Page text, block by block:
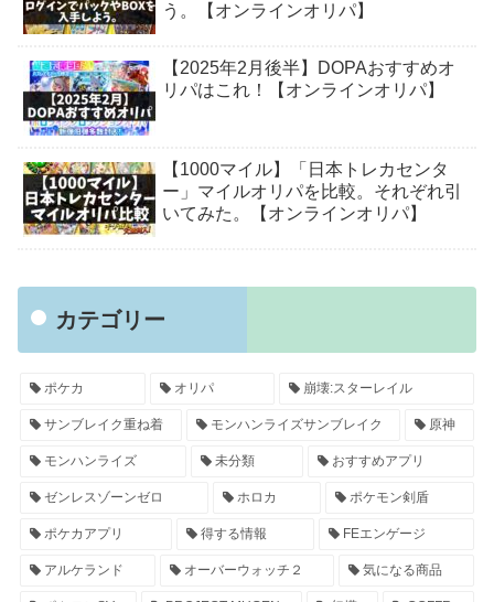
う。【オンラインオリパ】
【2025年2月後半】DOPAおすすめオ
リパはこれ！【オンラインオリパ】
【1000マイル】「日本トレカセンタ
ー」マイルオリパを比較。それぞれ引
いてみた。【オンラインオリパ】
カテゴリー
ポケカ オリパ 崩壊:スターレイル
サンブレイク重ね着 モンハンライズサンブレイク 原神
モンハンライズ 未分類 おすすめアプリ
ゼンレスゾーンゼロ ホロカ ポケモン剣盾
ポケカアプリ 得する情報 FEエンゲージ
アルケランド オーバーウォッチ２ 気になる商品